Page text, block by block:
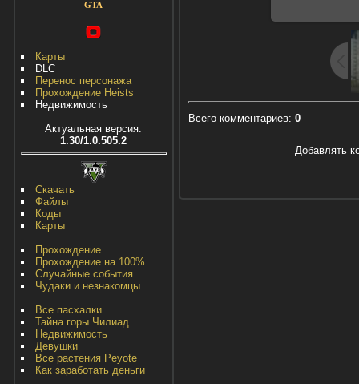
GTA
Карты
DLC
Перенос персонажа
Прохождение Heists
Недвижимость
Актуальная версия:
1.30/1.0.505.2
Скачать
Файлы
Коды
Карты
Прохождение
Прохождение на 100%
Случайные события
Чудаки и незнакомцы
Все пасхалки
Тайна горы Чилиад
Недвижимость
Девушки
Все растения Peyote
Как заработать деньги
Всего комментариев: 0
Добавлять